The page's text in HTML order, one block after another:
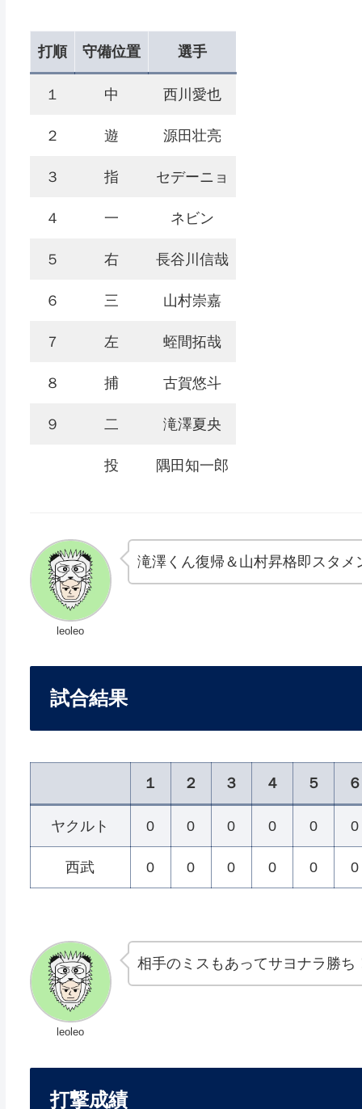
打順 守備位置 選手
１ 中 西川愛也
２ 遊 源田壮亮
３ 指 セデーニョ
４ 一 ネビン
５ 右 長谷川信哉
６ 三 山村崇嘉
７ 左 蛭間拓哉
８ 捕 古賀悠斗
９ 二 滝澤夏央
投 隅田知一郎
leoleo
滝澤くん復帰＆山村昇格即スタメ
試合結果
１ ２ ３ ４ ５ ６
ヤクルト 0 0 0 0 0 0
西武 0 0 0 0 0 0
leoleo
相手のミスもあってサヨナラ勝ち
打撃成績